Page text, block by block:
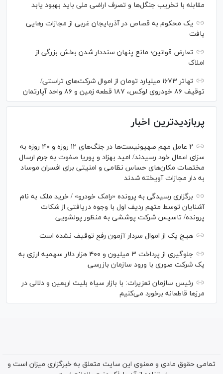
مقابله با تخریب جنگل‌ها و تصرف اراضی ملی باید بهبود یابد
یک محکوم به قصاص در آذربایجان‌ غربی از مجازات رهایی
یافت
تعارض قوانین؛ مانع پنهان سنددار شدن بخش بزرگی از
املاک
تهاتر ۱۶۷۳ میلیارد تومان از اموال شرکت‌های تراستی/
توقیف ۸۶ خودروی لوکس، ۱۸۷ قطعه زمین و ۸۶ واحد آپارتمان
پربازدیدترین اخبار
۲ عامل مهم صهیونیست‌ها در جنگ‌های ۱۲ روزه و ۴۰ روزه به
سزای اعمال خود رسیدند/ امید بهزاد و پوریا صفوت به جرم ارسال
مختصات مکان‌های حساس نظامی و امنیتی برای افسران موساد
به دار مجازات آویخته شدند
برگزاری رسیدگی به پرونده «رامک خودرو» / خرید ملک به نام
آشنایان توسط متهم ردیف اول با وجوه دریافتی از شکات
پرونده/ تاسیس شرکت پوششی به منظور پولشویی
هیچ یک از اموال سردار آزمون رفع توقیف نشده است
جلوگیری از پرداخت ۳ میلیون و ۴۰۰ هزار دلار سهمیه ارزی به
یک شرکت صوری با ورود سازمان بازرسی
رئیس سازمان تعزیرات: با بازار سیاه بلیت اربعین و دلالی در
مرز‌ها قاطعانه برخورد می‌کنیم
تمامی حقوق مادی و معنوی این سایت متعلق به خبرگزاری میزان است و